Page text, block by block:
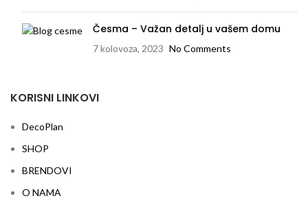
Česma – Važan detalj u vašem domu
7 kolovoza, 2023 No Comments
KORISNI LINKOVI
DecoPlan
SHOP
BRENDOVI
O NAMA